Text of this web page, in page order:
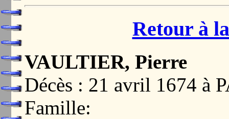
Retour à
VAULTIER, Pierre
Décès : 21 avril 1674 à
Famille: